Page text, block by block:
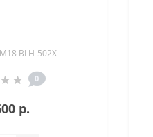
BLH-502X
0
р.